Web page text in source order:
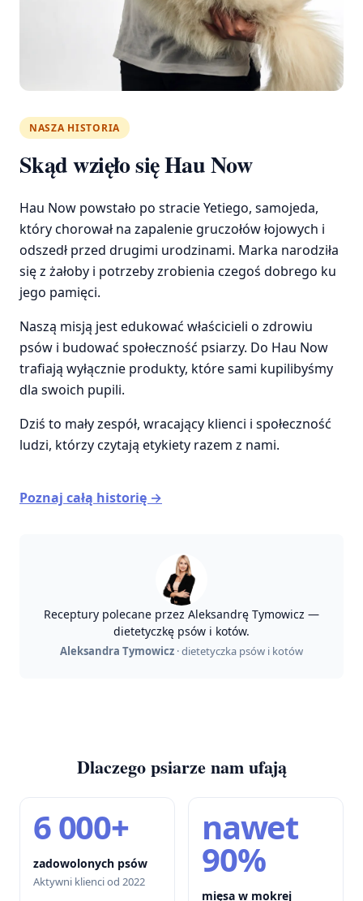
NASZA HISTORIA
Skąd wzięło się Hau Now
Hau Now powstało po stracie Yetiego, samojeda,
który chorował na zapalenie gruczołów łojowych i
odszedł przed drugimi urodzinami. Marka narodziła
się z żałoby i potrzeby zrobienia czegoś dobrego ku
jego pamięci.
Naszą misją jest edukować właścicieli o zdrowiu
psów i budować społeczność psiarzy. Do Hau Now
trafiają wyłącznie produkty, które sami kupilibyśmy
dla swoich pupili.
Dziś to mały zespół, wracający klienci i społeczność
ludzi, którzy czytają etykiety razem z nami.
Poznaj całą historię →
Receptury polecane przez Aleksandrę Tymowicz —
dietetyczkę psów i kotów.
Aleksandra Tymowicz · dietetyczka psów i kotów
Dlaczego psiarze nam ufają
6 000+
zadowolonych psów
Aktywni klienci od 2022
nawet
90%
mięsa w mokrej